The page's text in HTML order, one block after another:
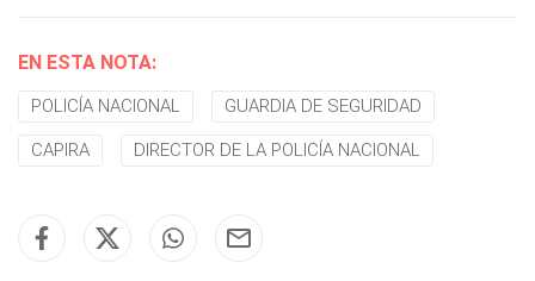
EN ESTA NOTA:
POLICÍA NACIONAL GUARDIA DE SEGURIDAD
CAPIRA DIRECTOR DE LA POLICÍA NACIONAL